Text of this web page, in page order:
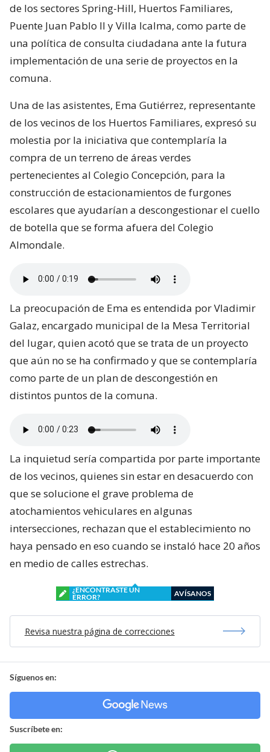
de los sectores Spring-Hill, Huertos Familiares,
Puente Juan Pablo II y Villa Icalma, como parte de
una política de consulta ciudadana ante la futura
implementación de una serie de proyectos en la
comuna.
Una de las asistentes, Ema Gutiérrez, representante
de los vecinos de los Huertos Familiares, expresó su
molestia por la iniciativa que contemplaría la
compra de un terreno de áreas verdes
pertenecientes al Colegio Concepción, para la
construcción de estacionamientos de furgones
escolares que ayudarían a descongestionar el cuello
de botella que se forma afuera del Colegio
Almondale.
La preocupación de Ema es entendida por Vladimir
Galaz, encargado municipal de la Mesa Territorial
del lugar, quien acotó que se trata de un proyecto
que aún no se ha confirmado y que se contemplaría
como parte de un plan de descongestión en
distintos puntos de la comuna.
La inquietud sería compartida por parte importante
de los vecinos, quienes sin estar en desacuerdo con
que se solucione el grave problema de
atochamientos vehiculares en algunas
intersecciones, rechazan que el establecimiento no
haya pensado en eso cuando se instaló hace 20 años
en medio de calles estrechas.
¿ENCONTRASTE UN
ERROR?
AVÍSANOS
Revisa nuestra página de correcciones
Síguenos en:
Suscríbete en: